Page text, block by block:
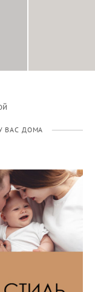
ВАС ДОМА